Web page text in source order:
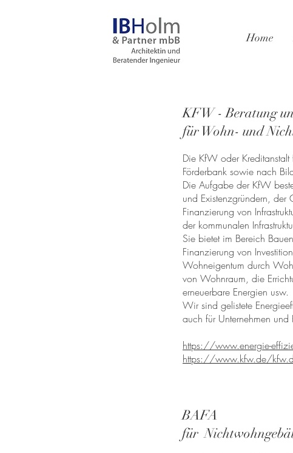
Home
KFW - Beratung
für Wohn- und
Die KfW oder
Förderbank sowie nach
Die Aufgabe der KfW
und Existenzgründern, der
Finanzierung von
der kommunalen
Sie bietet im Bereich
Finanzierung von
Wohneigentum durch
von Wohnraum, die
erneuerbare Energien usw.
Wir sind gelistete
auch für Unternehmen und
https://www.energie-
https://www.kfw.de/
BAFA
für